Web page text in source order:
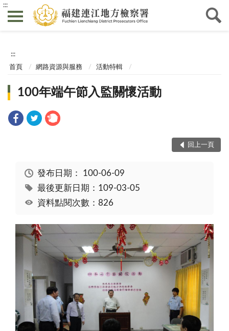
:::
:::
首頁 網路資源與服務 活動特輯
100年端午節入監關懷活動
回上一頁
發布日期： 100-06-09
最後更新日期：109-03-05
資料點閱次數：826